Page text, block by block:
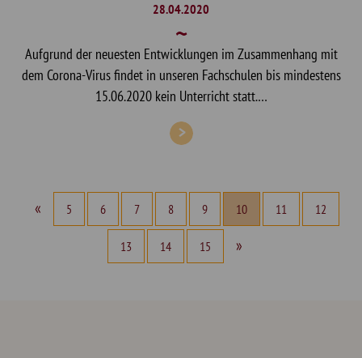
28.04.2020
Aufgrund der neuesten Entwicklungen im Zusammenhang mit
dem Corona-Virus findet in unseren Fachschulen bis mindestens
15.06.2020 kein Unterricht statt.…
« 5 6 7 8 9 10 11 12
13 14 15 »